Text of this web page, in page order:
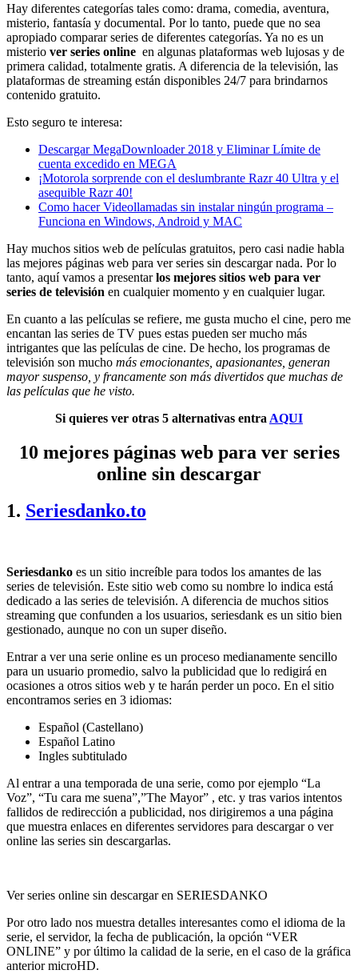
Hay diferentes categorías tales como: drama, comedia, aventura,
misterio, fantasía y documental. Por lo tanto, puede que no sea
apropiado comparar series de diferentes categorías. Ya no es un
misterio ver series online en algunas plataformas web lujosas y de
primera calidad, totalmente gratis. A diferencia de la televisión, las
plataformas de streaming están disponibles 24/7 para brindarnos
contenido gratuito.
Esto seguro te interesa:
Descargar MegaDownloader 2018 y Eliminar Límite de
cuenta excedido en MEGA
¡Motorola sorprende con el deslumbrante Razr 40 Ultra y el
asequible Razr 40!
Como hacer Videollamadas sin instalar ningún programa –
Funciona en Windows, Android y MAC
Hay muchos sitios web de películas gratuitos, pero casi nadie habla
las mejores páginas web para ver series sin descargar nada. Por lo
tanto, aquí vamos a presentarlos mejores sitios web para ver
series de televisión en cualquier momento y en cualquier lugar.
En cuanto a las películas se refiere, me gusta mucho el cine, pero me
encantan las series de TV pues estas pueden ser mucho más
intrigantes que las películas de cine. De hecho, los programas de
televisión son mucho más emocionantes, apasionantes, generan
mayor suspenso, y francamente son más divertidos que muchas de
las películas que he visto.
Si quieres ver otras 5 alternativas entra AQUI
10 mejores páginas web para ver series
online sin descargar
1. Seriesdanko.to
Seriesdanko es un sitio increíble para todos los amantes de las
series de televisión. Este sitio web como su nombre lo indica está
dedicado a las series de televisión. A diferencia de muchos sitios
streaming que confunden a los usuarios, seriesdank es un sitio bien
gestionado, aunque no con un super diseño.
Entrar a ver una serie online es un proceso medianamente sencillo
para un usuario promedio, salvo la publicidad que lo redigirá en
ocasiones a otros sitios web y te harán perder un poco. En el sitio
encontramos series en 3 idiomas:
Español (Castellano)
Español Latino
Ingles subtitulado
Al entrar a una temporada de una serie, como por ejemplo “La
Voz”, “Tu cara me suena”,”The Mayor” , etc. y tras varios intentos
fallidos de redirección a publicidad, nos dirigiremos a una página
que muestra enlaces en diferentes servidores para descargar o ver
online las series sin descargarlas.
Ver series online sin descargar en SERIESDANKO
Por otro lado nos muestra detalles interesantes como el idioma de la
serie, el servidor, la fecha de publicación, la opción “VER
ONLINE” y por último la calidad de la serie, en el caso de la gráfica
anterior microHD.